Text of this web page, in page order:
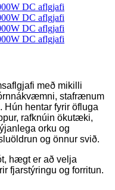
með mikilli
stafrænum
hentar fyrir öfluga
rafknúin ökutæki,
orku og
og önnur svið.
hægt er að velja
fjarstýringu og forritun.